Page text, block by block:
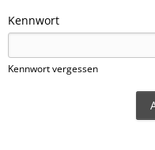
Kennwort
Kennwort vergessen